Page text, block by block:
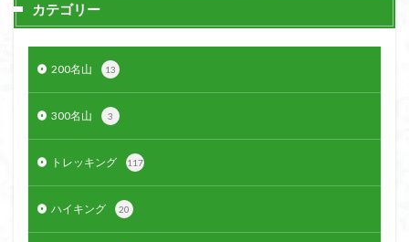
カテゴリー
200名山 13
300名山 3
トレッキング 117
ハイキング 20